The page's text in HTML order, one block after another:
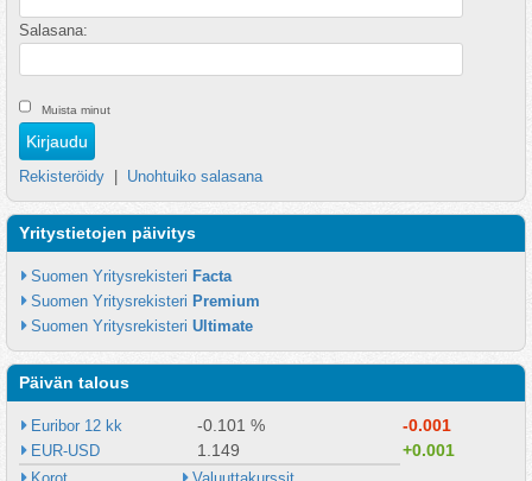
Salasana:
Muista minut
Rekisteröidy Unohtuiko salasana
Yritystietojen päivitys
Suomen Yritysrekisteri Facta
Suomen Yritysrekisteri Premium
Suomen Yritysrekisteri Ultimate
Päivän talous
Euribor 12 kk -0.101 % -0.001
EUR-USD 1.149 +0.001